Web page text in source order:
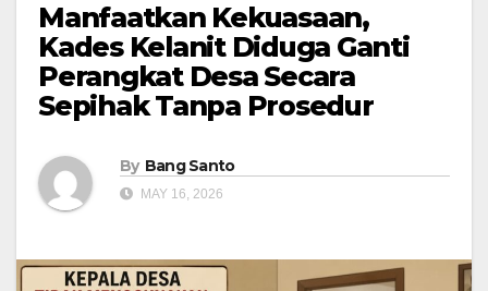
Manfaatkan Kekuasaan,
Kades Kelanit Diduga Ganti
Perangkat Desa Secara
Sepihak Tanpa Prosedur
By Bang Santo
MAY 16, 2026